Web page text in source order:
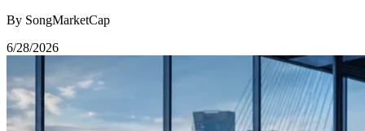
By SongMarketCap
6/28/2026